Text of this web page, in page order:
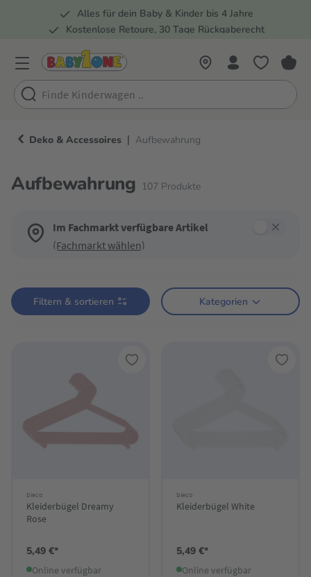
Zur Hauptnavigation springen
Alles für dein Baby & Kinder bis 4 Jahre
Kostenlose Retoure, 30 Tage Rückgaberecht
Deko & Accessoires | Aufbewahrung
Aufbewahrung 107 Produkte
Im Fachmarkt verfügbare Artikel
(Fachmarkt wählen)
Filtern & sortieren Kategorien
bieco
Kleiderbügel Dreamy
Rose
5,49 €*
Online verfügbar
bieco
Kleiderbügel White
5,49 €*
Online verfügbar